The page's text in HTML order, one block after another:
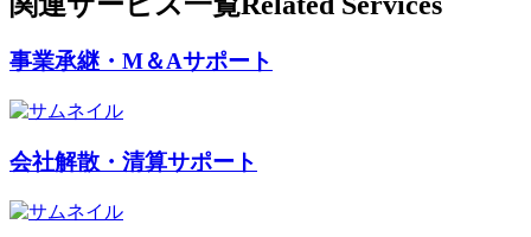
事業承継・M＆Aサポート
会社解散・清算サポート